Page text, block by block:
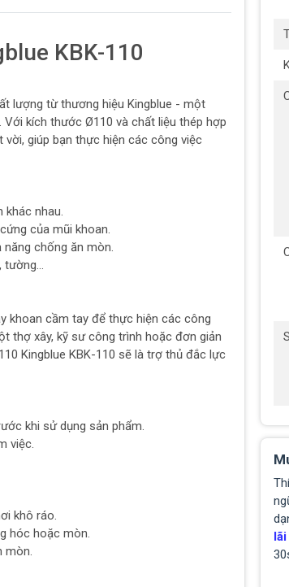
KBK-110
lượng từ thương hiệu Kingblue - một
kích thước Ø110 và chất liệu thép hợp
giúp bạn thực hiện các công việc
khác nhau.
của mũi khoan.
chống ăn mòn.
tường...
khoan cầm tay để thực hiện các công
thợ xây, kỹ sư công trình hoặc đơn giản
Kingblue KBK-110 sẽ là trợ thủ đắc lực
khi sử dụng sản phẩm.
việc.
khô ráo.
hóc hoặc mòn.
mòn.